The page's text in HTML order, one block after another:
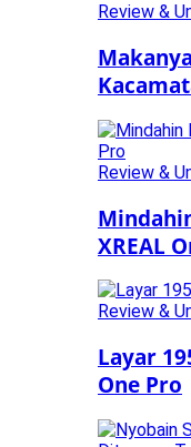
Review &
Review &
XREAL
Review &
Layar
One Pro